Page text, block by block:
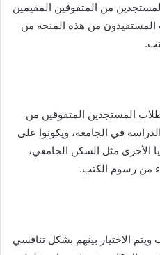
من المتفوقين المقيمين
من هذه المنحة من
المستجدين المتفوقين من
في الجامعة، ويكونوا على
الأخرى مثل السكن الجامعي،
من رسوم الكتب.
ويتم الاختيار بينهم بشكل تنافسي